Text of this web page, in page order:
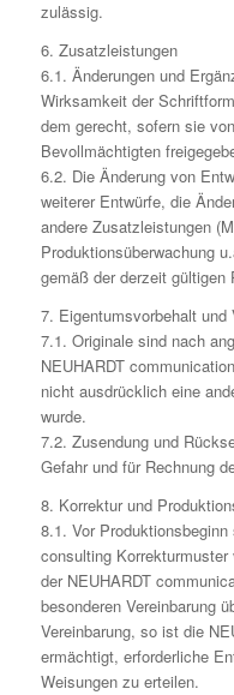
zulässig.
6. Zusatzleistungen
6.1. Änderungen und
Wirksamkeit der
dem gerecht, sofern sie
Bevollmächtigten
6.2. Die Änderung von
weiterer Entwürfe, die
andere Zusatzleistungen
Produktionsüberwachung
gemäß der derzeit gültigen
7. Eigentumsvorbehalt und
7.1. Originale sind nach
NEUHARDT
nicht ausdrücklich eine
wurde.
7.2. Zusendung und
Gefahr und für Rechnung
8. Korrektur und
8.1. Vor
consulting
der NEUHARDT
besonderen Vereinbarung
Vereinbarung, so ist die
ermächtigt, erforderliche
Weisungen zu erteilen.